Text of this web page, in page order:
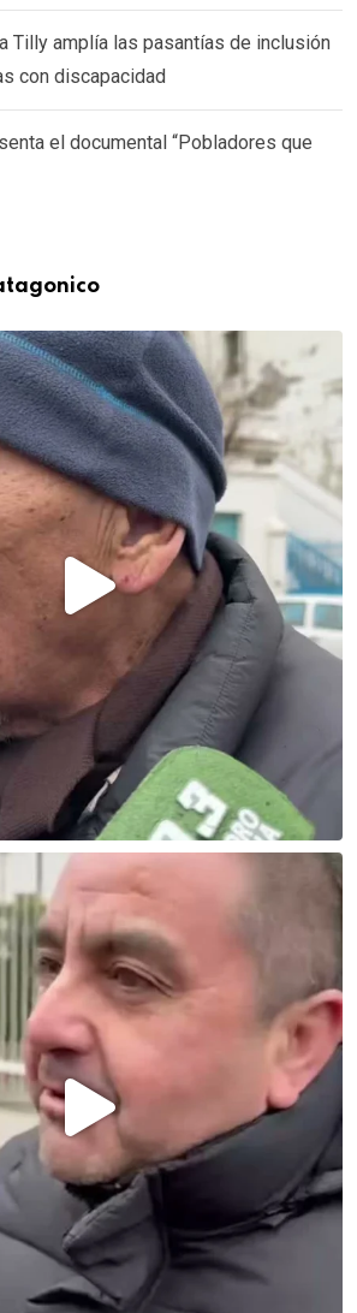
Tilly amplía las pasantías de inclusión
con discapacidad
el documental “Pobladores que